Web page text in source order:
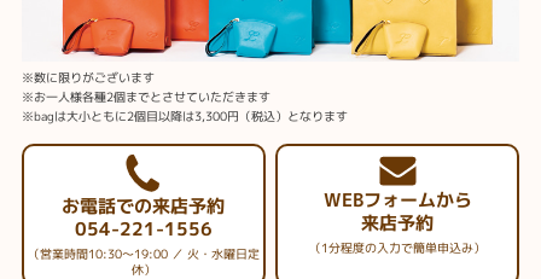
※数に限りがございます
※お一人様各種2個までとさせていただきます
※bagは大小ともに2個目以降は3,300円（税込）となります
お電話での来店予約
054-221-1556
（営業時間10:30～19:00 ／ 火・水曜日定
休）
WEBフォームから
来店予約
（1分程度の入力で簡単申込み）